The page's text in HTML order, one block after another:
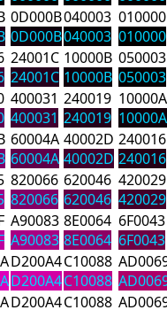
0D000B
0D000B
040003
040003
010000
010000
24001C
24001C
10000B
10000B
050003
050003
400031
400031
240019
240019
10000A
10000A
60004A
60004A
40002D
40002D
240016
240016
820066
820066
620046
620046
420029
420029
A90083
A90083
8E0064
8E0064
6F0043
6F0043
D200A4
D200A4
C10088
C10088
D200A4C10088